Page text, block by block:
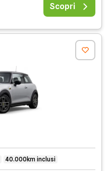
Scopri
40.000km inclusi